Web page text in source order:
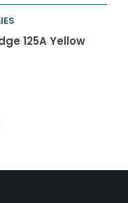
125A Yellow